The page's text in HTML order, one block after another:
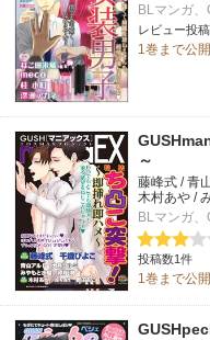
BLマンガ
レビュー投
1巻まで公
～
藤峰式 / 青
木村あや /
BLマンガ
投稿数1件
1巻まで公